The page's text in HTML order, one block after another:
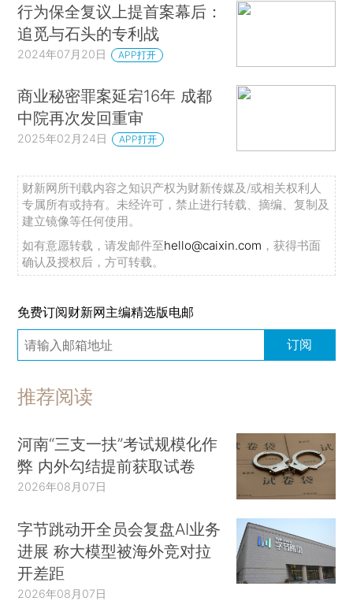
行为保全复议上提首案幕后：
追觅与石头的专利战
2024年07月20日 APP打开
商业秘密罪案延宕16年 成都
中院再次发回重审
2025年02月24日 APP打开
财新网所刊载内容之知识产权为财新传媒及/或相关权利人
专属所有或持有。未经许可，禁止进行转载、摘编、复制及
建立镜像等任何使用。
如有意愿转载，请发邮件至hello@caixin.com ，获得书面
确认及授权后，方可转载。
免费订阅财新网主编精选版电邮
订阅
推荐阅读
河南“三支一扶”考试规模化作
弊 内外勾结提前获取试卷
2026年08月07日
字节跳动开全员会复盘AI业务
进展 称大模型被海外竞对拉
开差距
2026年08月07日